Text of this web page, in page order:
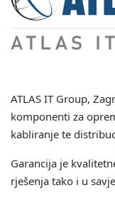
ATLAS IT Group,
komponenti za
kabliranje te
Garancija je
rješenja tako i u